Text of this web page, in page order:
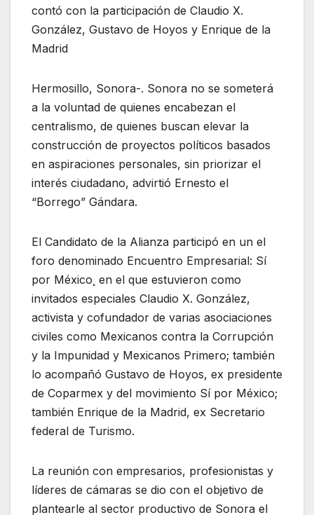
contó con la participación de Claudio X.
González, Gustavo de Hoyos y Enrique de la
Madrid
Hermosillo, Sonora-. Sonora no se someterá
a la voluntad de quienes encabezan el
centralismo, de quienes buscan elevar la
construcción de proyectos políticos basados
en aspiraciones personales, sin priorizar el
interés ciudadano, advirtió Ernesto el
“Borrego” Gándara.
El Candidato de la Alianza participó en un el
foro denominado Encuentro Empresarial: Sí
por México¸ en el que estuvieron como
invitados especiales Claudio X. González,
activista y cofundador de varias asociaciones
civiles como Mexicanos contra la Corrupción
y la Impunidad y Mexicanos Primero; también
lo acompañó Gustavo de Hoyos, ex presidente
de Coparmex y del movimiento Sí por México;
también Enrique de la Madrid, ex Secretario
federal de Turismo.
La reunión con empresarios, profesionistas y
líderes de cámaras se dio con el objetivo de
plantearle al sector productivo de Sonora el